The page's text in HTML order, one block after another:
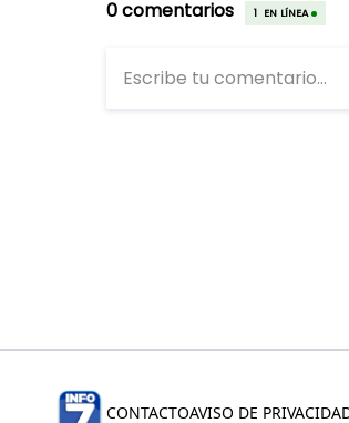
CONTACTOAVISO DE